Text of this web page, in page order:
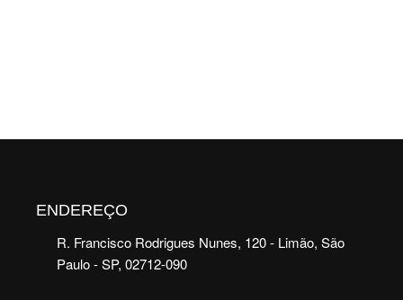
ENDEREÇO
R. Francisco Rodrigues Nunes, 120 - Limão, São
Paulo - SP, 02712-090